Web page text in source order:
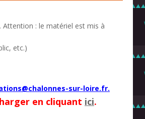
Attention : le matériel est mis à
etc.)
sur-loire.fr.
en cliquant ici.